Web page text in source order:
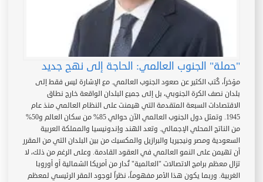
"حملة" الجنوب العالمي: الحاجة إلى نهج جديد
مؤخراً، كُتب الكثير عن صعود الجنوب العالمي. مع الإشارة ليس فقط إلى
بلدان نصف الكرة الجنوبي، بل إلى جميع البلدان الواقعة خارج نطاق
الاقتصادات السبعة المتقدمة التي هيمنت على النظام العالمي منذ عام
1945. وتمثل دول الجنوب العالمي الآن حوالي 85% من سكان العالم و50%
من الناتج المحلي الإجمالي. وتعد الهند وإندونيسيا والمملكة العربية
السعودية ومصر ونيجيريا والبرازيل والمكسيك من بين البلدان التي من المقرر
أن تهيمن على النمو العالمي في العقود القادمة. وعلى الرغم من ذلك، لا
تزال معظم برامج الاتصالات "العالمية" تُدار من أمريكا الشمالية أو أوروبا
الغربية. وربما يكون هذا الأمر مفهوماً، نظراً لوجود المقر الرئيسي لمعظم